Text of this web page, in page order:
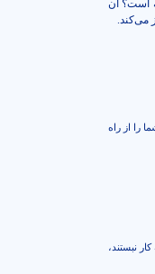
است؟ آن
می‌کند.
را از راه
نبستند،